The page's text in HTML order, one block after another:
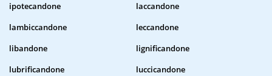
ipotecandone
laccandone
lambiccandone
leccandone
libandone
lignificandone
lubrificandone
luccicandone